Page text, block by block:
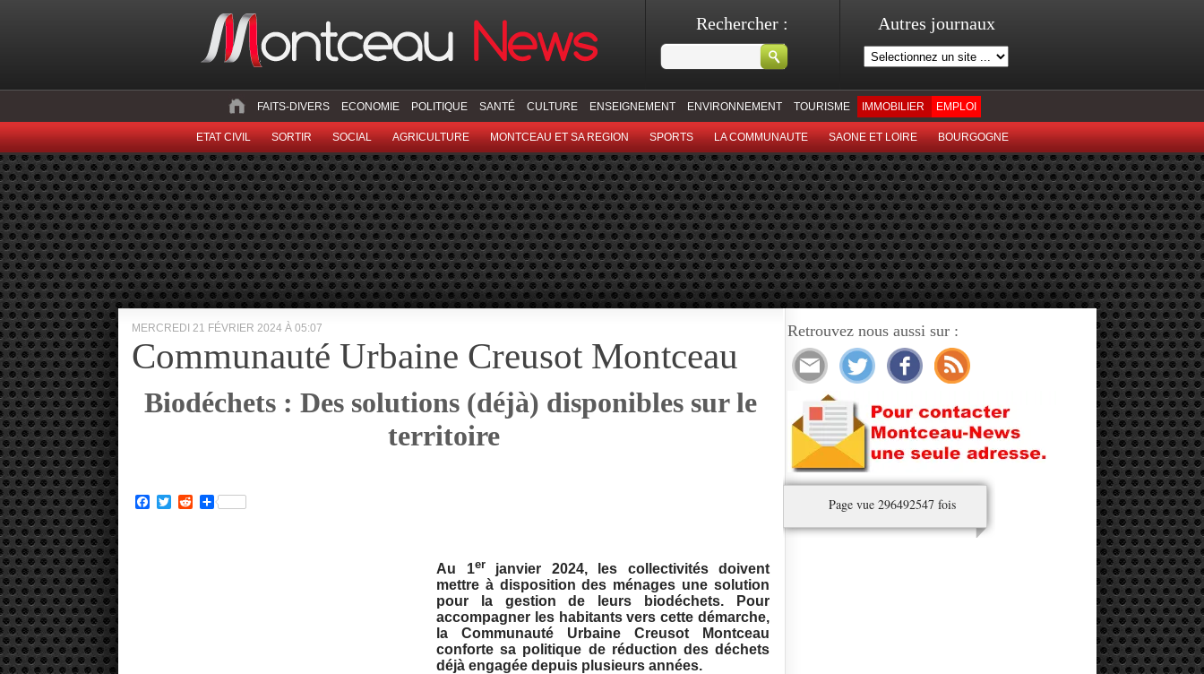
Rechercher : Autres journaux
FAITS-DIVERS ECONOMIE POLITIQUE SANTÉ CULTURE ENSEIGNEMENT ENVIRONNEMENT TOURISME IMMOBILIER EMPLOI
ETAT CIVIL SORTIR SOCIAL AGRICULTURE MONTCEAU ET SA REGION SPORTS LA COMMUNAUTE SAONE ET LOIRE BOURGOGNE
MERCREDI 21 FÉVRIER 2024 À 05:07
Communauté Urbaine Creusot Montceau
Biodéchets : Des solutions (déjà) disponibles sur le
territoire
Facebook
TwitterRedditPartager
Au 1erjanvier 2024, les collectivités doivent
mettre à disposition des ménages une solution
pour la gestion de leurs biodéchets. Pour
accompagner les habitants vers cette démarche,
la Communauté Urbaine Creusot Montceau
conforte sa politique de réduction des déchets
déjà engagée depuis plusieurs années.
Retrouvez nous aussi sur :
Page vue 296492547 fois